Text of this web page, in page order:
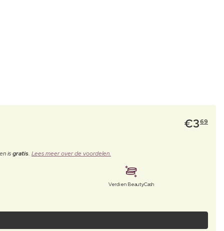
€369
isgratis. Lees meer over de voordelen.
Verdien BeautyCash